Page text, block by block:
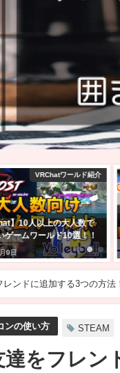
VRChat ワールド制作
で自分のワールドを作ろ
アバターのアップロードがで
方向け！【Unity2022】
ンドに追加する3つの方法
ンの使い方 STEAM
をフレン